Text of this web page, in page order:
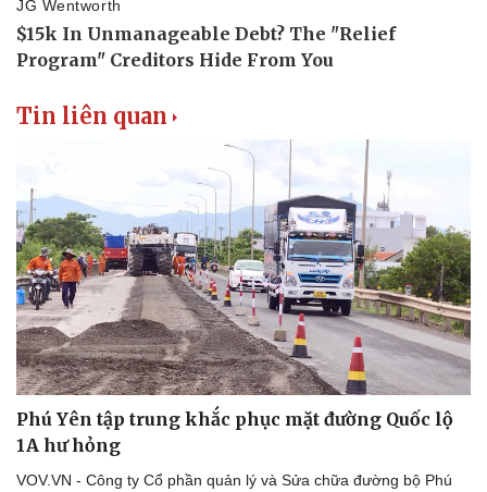
Thể thao
Thế giới thể thao
eSports
Hậu trường
Ô tô
Xe máy
Tin liên quan
Phú Yên tập trung khắc phục mặt đường Quốc lộ
1A hư hỏng
VOV.VN - Công ty Cổ phần quản lý và Sửa chữa đường bộ Phú